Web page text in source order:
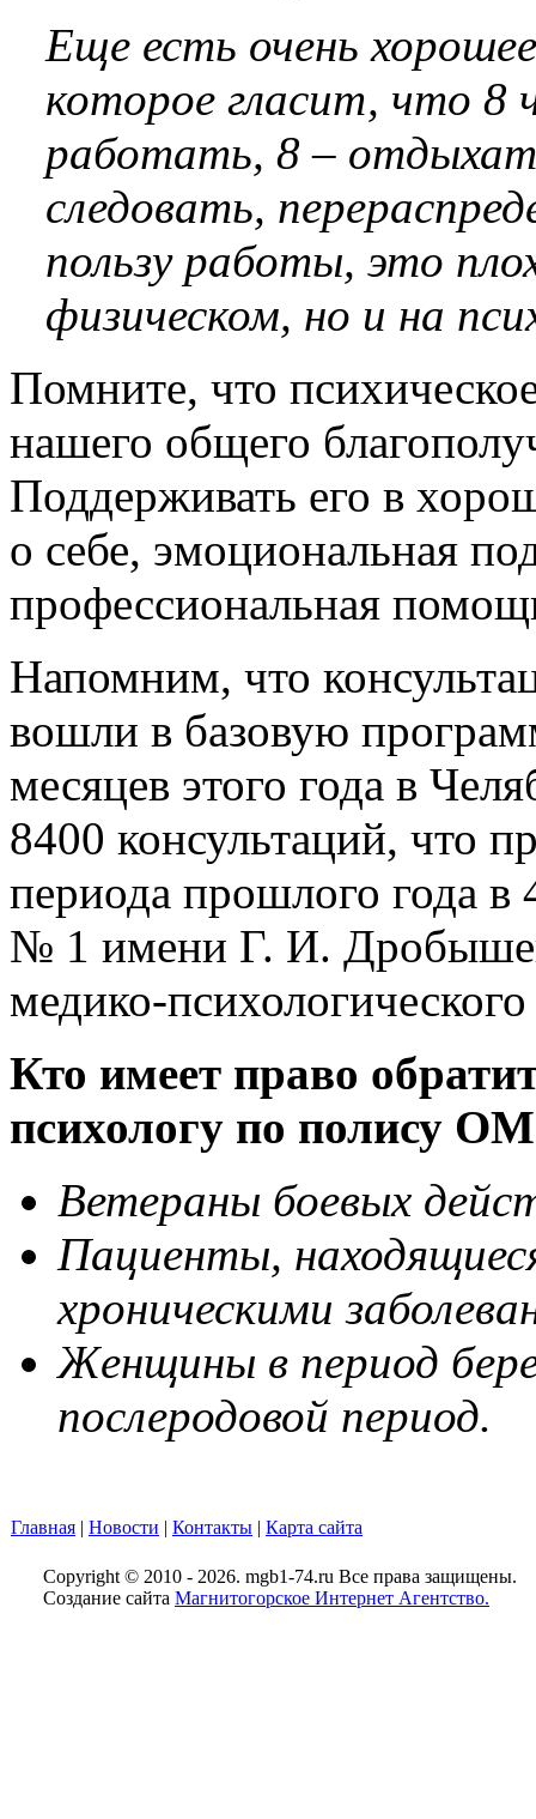
Еще есть очень
которое гласит, что 8
работать, 8 –
следовать,
пользу работы, это
физическом, но и на
Помните, что
нашего общего
Поддерживать его в
о себе, эмоциональная
профессиональная
Напомним, что
вошли в базовую
месяцев этого года в
8400 консультаций, что
периода прошлого года в
№ 1 имени Г. И.
медико-
Кто имеет право
психологу по полису
Ветераны боевых
Пациенты,
хроническими
Женщины в период
послеродовой период.
Главная | Новости | Контакты | Карта сайта
Copyright © 2010 - 2026. mgb1-74.ru Все права защищены.
Создание сайта Магнитогорское Интернет Агентство.